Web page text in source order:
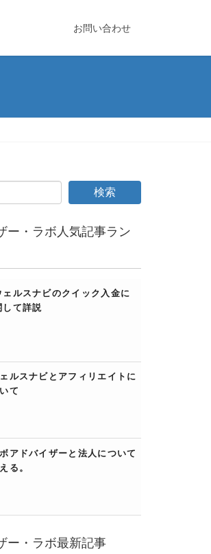
お問い合わせ
ー・ラボ人気記事ラン
ェルスナビのクイック入金に
して詳説
ルスナビとアフィリエイトに
て
アドバイザーと法人について
る。
ー・ラボ最新記事